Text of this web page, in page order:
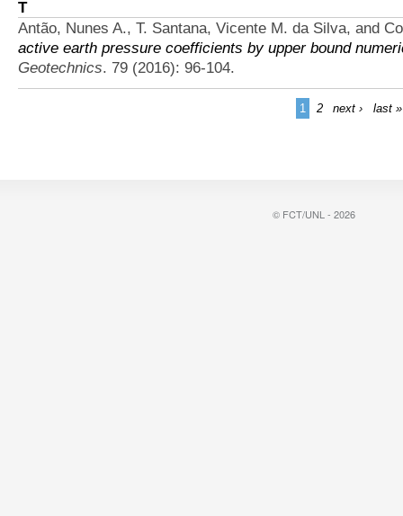
T
Antão, Nunes A., T. Santana, Vicente M. da Silva, and
active earth pressure coefficients by upper bound
Geotechnics. 79 (2016): 96-104.
1 2 next › last »
© FCT/UNL - 2026